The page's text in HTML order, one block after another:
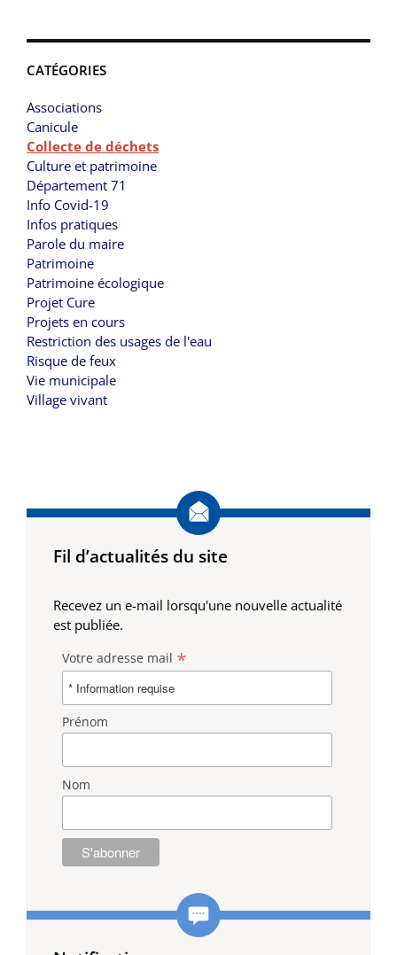
CATÉGORIES
Associations
Canicule
Collecte de déchets
Culture et patrimoine
Département 71
Info Covid-19
Infos pratiques
Parole du maire
Patrimoine
Patrimoine écologique
Projet Cure
Projets en cours
Restriction des usages de l'eau
Risque de feux
Vie municipale
Village vivant
Fil d’actualités du site
Recevez un e-mail lorsqu'une nouvelle actualité
est publiée.
Votre adresse mail *
Prénom
Nom